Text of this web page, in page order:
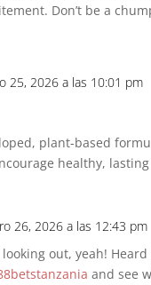
Don’t be a
25, 2026 a las 10:01 pm
plant-based
healthy,
26, 2026 a las 12:43 pm
out, yeah!
and see